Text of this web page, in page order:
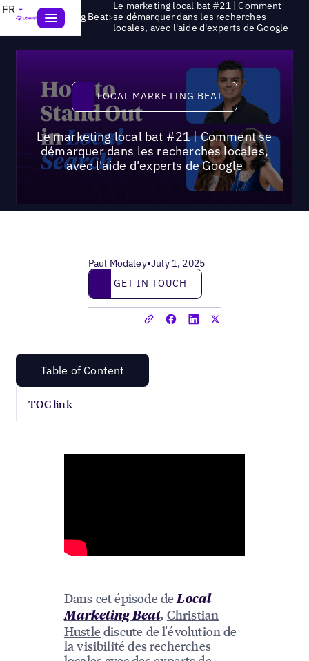
FR
Local Marketing Beat>
Le marketing local bat #21 | Comment
se démarquer dans les recherches
locales, avec l'aide d'experts de Google
Local Marketing Beat
LOCAL MARKETING BEAT
Le marketing local bat #21 | Comment se
démarquer dans les recherches locales,
avec l'aide d'experts de Google
Paul Modaley•July 1, 2025
Get in touch
GET IN TOUCH
Table of Content
TOC link
Dans cet épisode de Local
Marketing Beat, Christian
Hustle discute de l'évolution de
la visibilité des recherches